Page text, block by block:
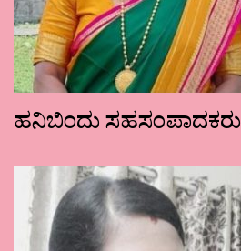
ಹನಿಬಿಂದು ಸಹಸಂಪಾದಕರು